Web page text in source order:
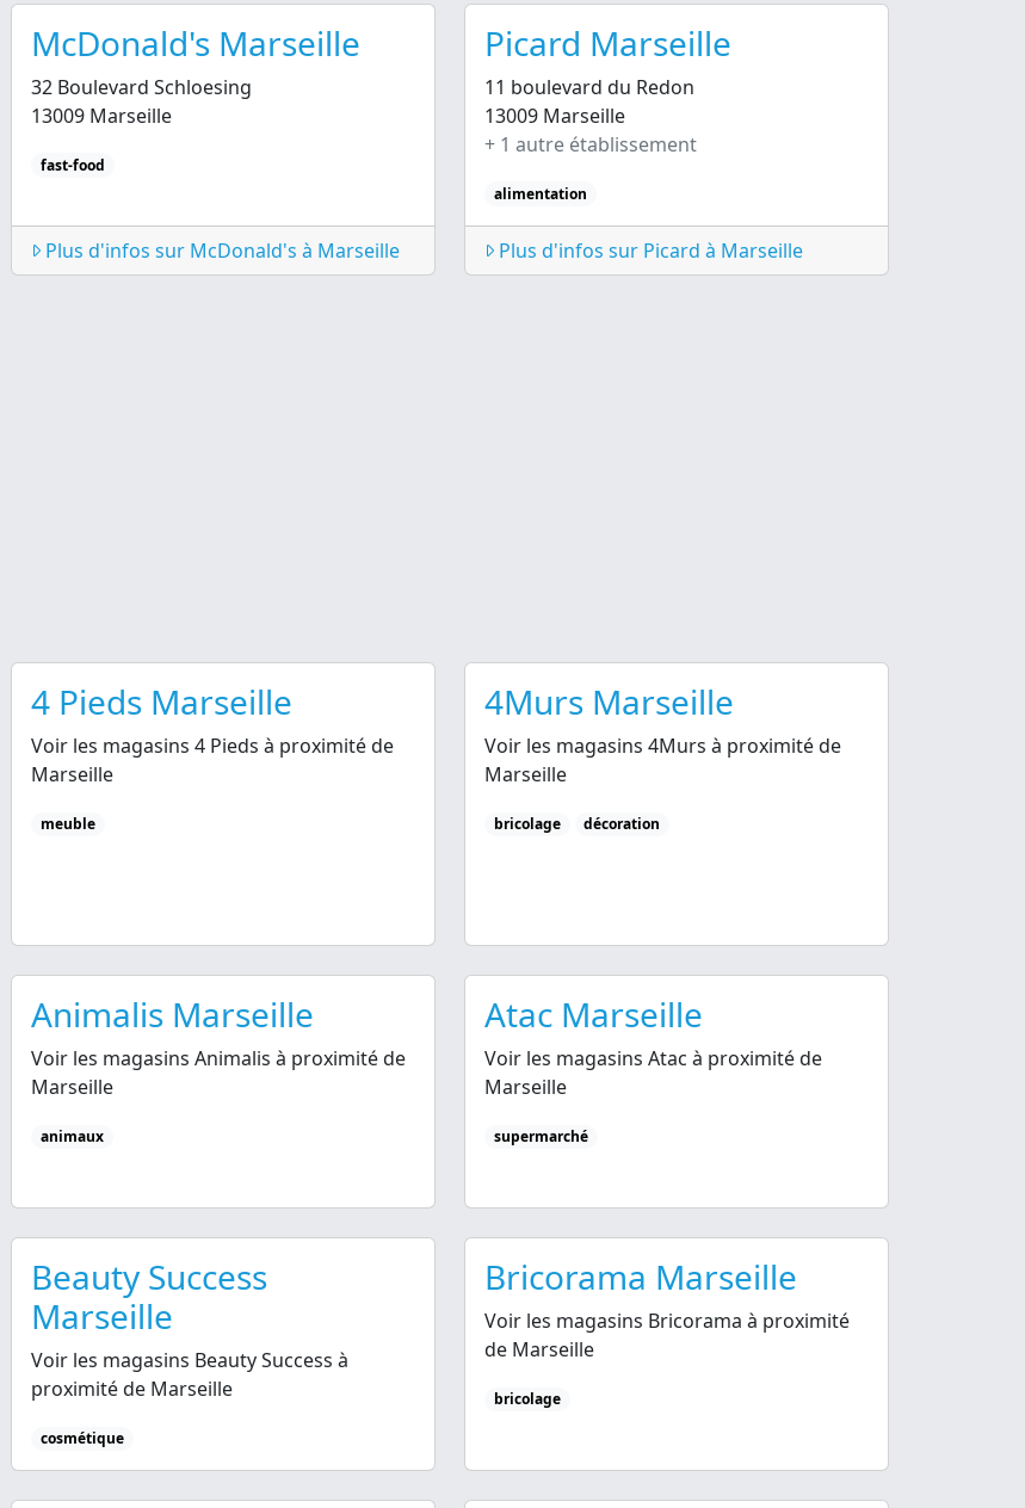
McDonald's Marseille
32 Boulevard Schloesing
13009 Marseille
fast-food
Plus d'infos sur McDonald's à Marseille
Picard Marseille
11 boulevard du Redon
13009 Marseille
+ 1 autre établissement
alimentation
Plus d'infos sur Picard à Marseille
4 Pieds Marseille
Voir les magasins 4 Pieds à proximité de
Marseille
meuble
4Murs Marseille
Voir les magasins 4Murs à proximité de
Marseille
bricolage décoration
Animalis Marseille
Voir les magasins Animalis à proximité de
Marseille
animaux
Atac Marseille
Voir les magasins Atac à proximité de
Marseille
supermarché
Beauty Success
Marseille
Voir les magasins Beauty Success à
proximité de Marseille
cosmétique
Bricorama Marseille
Voir les magasins Bricorama à proximité
de Marseille
bricolage